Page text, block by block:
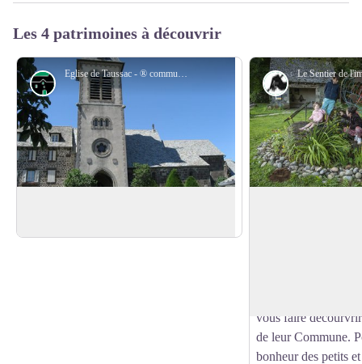
Les 4 patrimoines à découvrir
Architecture Installation
vous faire
de leur Commune.
bonheur des petits